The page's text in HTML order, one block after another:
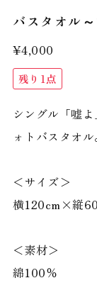
バスタオル
¥4,000
残り1点
シングル「嘘
ォトバスタオル
＜サイズ＞
横120cm×縦
＜素材＞
綿100％